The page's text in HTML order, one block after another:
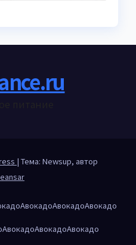
| Тема: Newsup, автор
АвокадоАвокадоАвокадо
АвокадоАвокадоАвокадо